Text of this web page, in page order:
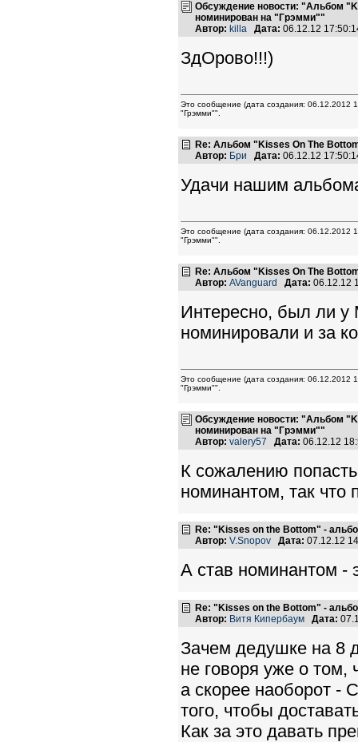
Обсуждение новости: "Альбом
номинирован на "Грэмми""
Автор: killa Дата: 06.12.12
ЗдОрово!!!)
Это сообщение (дата создания: 06.12.2012
"Грэмми"".
Re: Альбом "Kisses On The
Автор: Бри Дата: 06.12.12
Удачи нашим
Это сообщение (дата создания: 06.12.2012
"Грэмми"".
Re: Альбом "Kisses On The
Автор: AVanguard Дата: 06.12.12
Интересно, был ли у
номинировали и за
Это сообщение (дата создания: 06.12.2012
"Грэмми"".
Обсуждение новости: "Альбом
номинирован на "Грэмми""
Автор: valery57 Дата: 06.12.12
К сожалению
номинантом, так
Re: "Kisses on the Bottom" -
Автор: V.Snopov Дата: 07.12.12
А став номинантом -
Re: "Kisses on the Bottom" -
Автор: Витя Кипербаум Дата:
Зачем дедушке на 8
не говоря уже о том,
а скорее наоборот -
того, чтобы
Как за это давать